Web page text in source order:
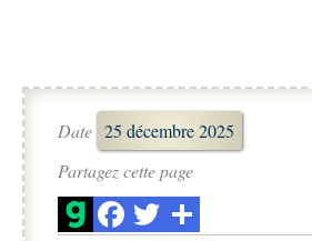
Date 25 décembre 2025
Partagez cette page